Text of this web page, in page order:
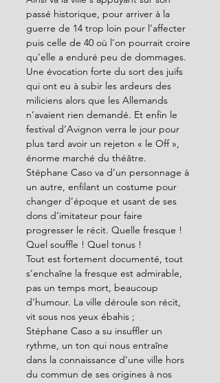
passé historique, pour arriver à la
guerre de 14 trop loin pour l’affecter
puis celle de 40 où l’on pourrait croire
qu’elle a enduré peu de dommages.
Une évocation forte du sort des juifs
qui ont eu à subir les ardeurs des
miliciens alors que les Allemands
n’avaient rien demandé. Et enfin le
festival d’Avignon verra le jour pour
plus tard avoir un rejeton « le Off »,
énorme marché du théâtre.
Stéphane Caso va d’un personnage à
un autre, enfilant un costume pour
changer d’époque et usant de ses
dons d’imitateur pour faire
progresser le récit. Quelle fresque !
Quel souffle ! Quel tonus !
Tout est fortement documenté, tout
s’enchaîne la fresque est admirable,
pas un temps mort, beaucoup
d’humour. La ville déroule son récit,
vit sous nos yeux ébahis ;
Stéphane Caso a su insuffler un
rythme, un ton qui nous entraîne
dans la connaissance d’une ville hors
du commun de ses origines à nos